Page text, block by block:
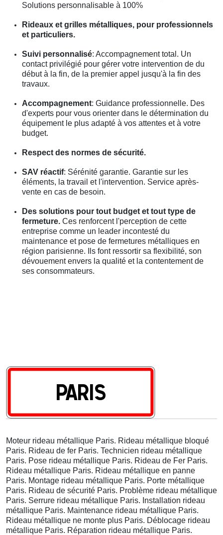
Solutions personnalisable à 100%
Rideaux et grilles métalliques, pour professionnels
et particuliers.
Suivi personnalisé: Accompagnement total. Un
contact privilégié pour gérer votre intervention de du
début à la fin, de la premier appel jusqu'à la fin des
travaux.
Accompagnement: Guidance professionnelle. Des
d'experts pour vous orienter dans le détermination du
équipement le plus adapté à vos attentes et à votre
budget.
Respect des normes de sécurité.
SAV réactif: Sérénité garantie. Garantie sur les
éléments, la travail et l'intervention. Service après-
vente en cas de besoin.
Des solutions pour tout budget et tout type de
fermeture. Ces renforcent l'perception de cette
entreprise comme un leader incontesté du
maintenance et pose de fermetures métalliques en
région parisienne. Ils font ressortir sa flexibilité, son
dévouement envers la qualité et la contentement de
ses consommateurs.
Moteur rideau métallique Paris. Rideau métallique bloqué
Paris. Rideau de fer Paris. Technicien rideau métallique
Paris. Pose rideau métallique Paris. Rideau de Fer Paris.
Rideau métallique Paris. Rideau métallique en panne
Paris. Montage rideau métallique Paris. Porte métallique
Paris. Rideau de sécurité Paris. Problème rideau métallique
Paris. Serrure rideau métallique Paris. Installation rideau
métallique Paris. Maintenance rideau métallique Paris.
Rideau métallique ne monte plus Paris. Déblocage rideau
métallique Paris. Réparation rideau métallique Paris.